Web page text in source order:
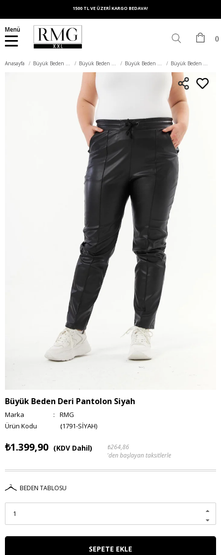
1500 TL VE ÜZERİ KARGO BEDAVA!
Menü
Anasayfa Büyük Beden Alt Giyim Büyük Beden Pantolon Büyük Beden Tayt Pantolon Büyük Beden Deri Pantolon Siyah
Büyük Beden Deri Pantolon Siyah
Marka :
RMG
(1791-SİYAH)
₺1.399,90 (KDV Dahil)
₺264,86
'den başlayan taksitlerle
BEDEN TABLOSU